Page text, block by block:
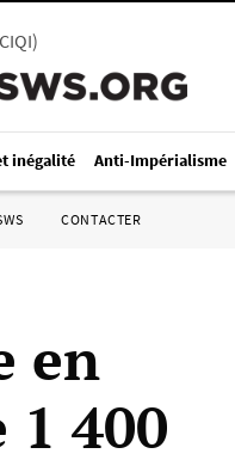
CIQI)
inégalité Anti-Impérialisme
CONTACTER
en
400